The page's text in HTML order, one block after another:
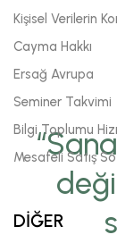
Kişisel Verilerin
Cayma Hakkı
Ersağ Avrupa
Seminer Takvimi
Bilgi Toplumu
Mesafeli Satış
DİĞER